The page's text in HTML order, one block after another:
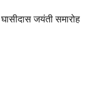
जयंती समारोह